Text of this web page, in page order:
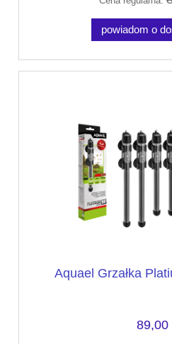
powiadom o
Aquael Grzałka
89,00